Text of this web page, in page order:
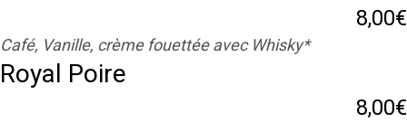
8,00€
Café, Vanille, crème fouettée avec Whisky*
Royal Poire
8,00€